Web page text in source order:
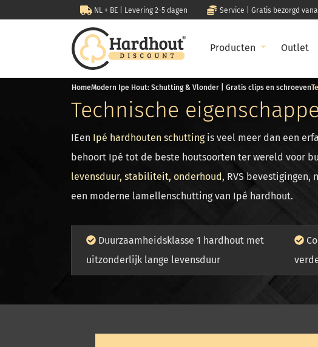
NL + BE | Levering 2-5 dagen Service | Gratis bezorgd
Producten Outlet
HomeModern Ipe Hout: Schutting & Vlonder | Gratis clips en schroeven
Technische
IEen Ipé hardhouten schutting is veel meer dan een
behoort Ipé tot de beste houtsoorten ter wereld voor
levensduur, stabiliteit, onderhoud, RVS
een moderne lamellenschutting van Ipé hardhout.
Duurzaamheidsklasse 1 hardhout met
uitzonderlijk lange levensduur